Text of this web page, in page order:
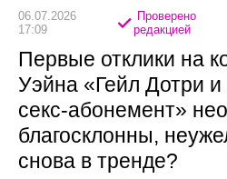
06.07.2026
17:09
Проверено
редакцией
Первые отклики на
Уэйна «Гейл Дотри и
секс-абонемент»
благосклонны,
снова в тренде?